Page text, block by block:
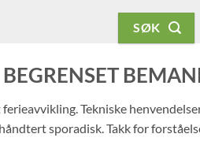
SØK
BEGRENSET
Tekniske
sporadisk. Takk for